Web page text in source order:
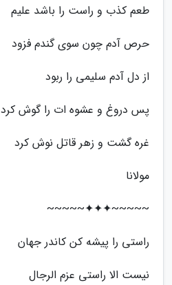
طعم کذب و راست را باشد علیم
حرص آدم چون سوی گندم فزود
از دل آدم سلیمی را ربود
پس دروغ و عشوه ات را گوش کرد
غره گشت و زهر قاتل نوش کرد
مولانا
~~~~~✦✦✦~~~~~
راستی را پیشه کن کاندر جهان
نیست الا راستی عزم الرجال